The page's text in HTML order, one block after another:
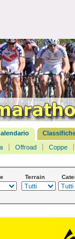
Offroad Coppe
Terrain